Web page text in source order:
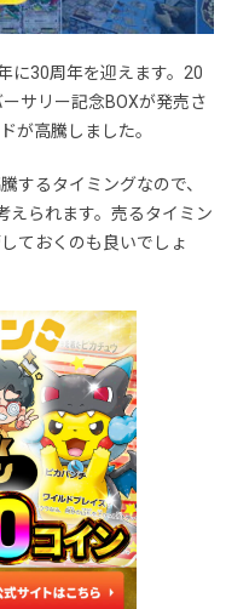
に30周年を迎えます。20
サリー記念BOXが発売さ
が高騰しました。
するタイミングなので、
えられます。売るタイミン
ておくのも良いでしょ